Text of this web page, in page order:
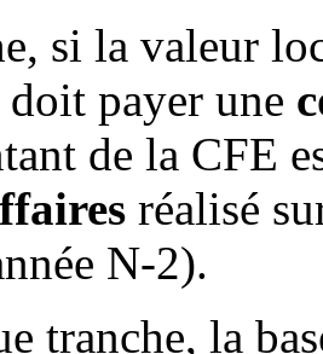
si la valeur
payer une
de la CFE
réalisé
N-2).
tranche, la